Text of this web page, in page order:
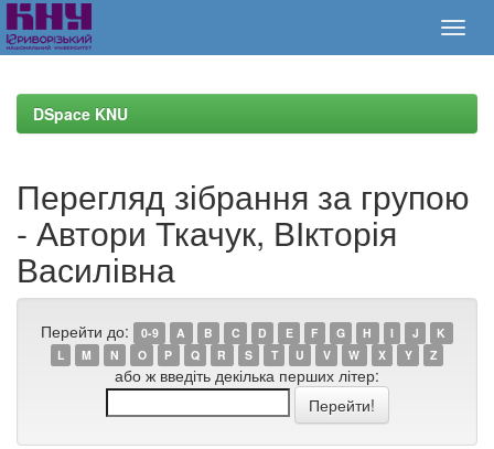
navigationDSpace KNU
Перегляд зібрання за групою
- Автори Ткачук, ВІкторія
Василівна
Перейти до: 0-9 A B C D E F G H I J
K
L
M N O P Q R S T U V W X Y Z
або ж введіть декілька перших літер: